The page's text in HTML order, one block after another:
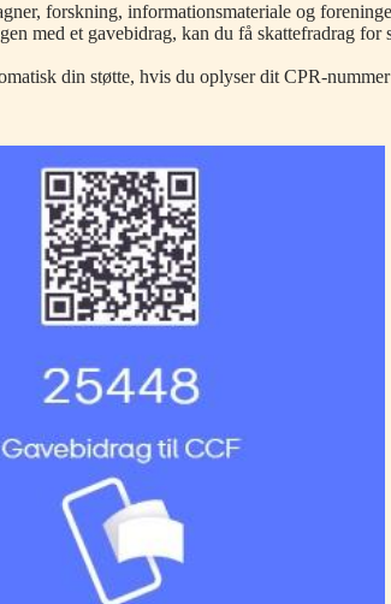
forskning, informationsmateriale og
med et gavebidrag, kan du få skattefradrag
din støtte, hvis du oplyser dit CPR-